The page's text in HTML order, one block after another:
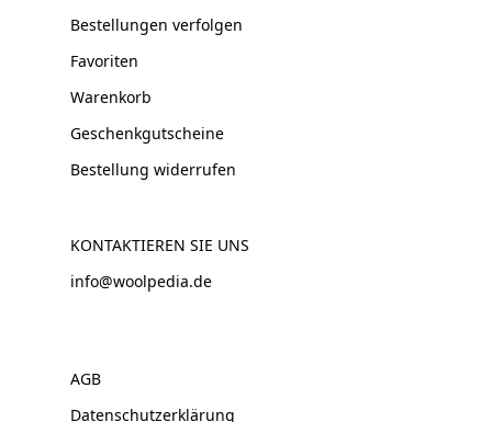
Bestellungen verfolgen
Favoriten
Warenkorb
Geschenkgutscheine
Bestellung widerrufen
KONTAKTIEREN SIE UNS
info@woolpedia.de
AGB
Datenschutzerklärung